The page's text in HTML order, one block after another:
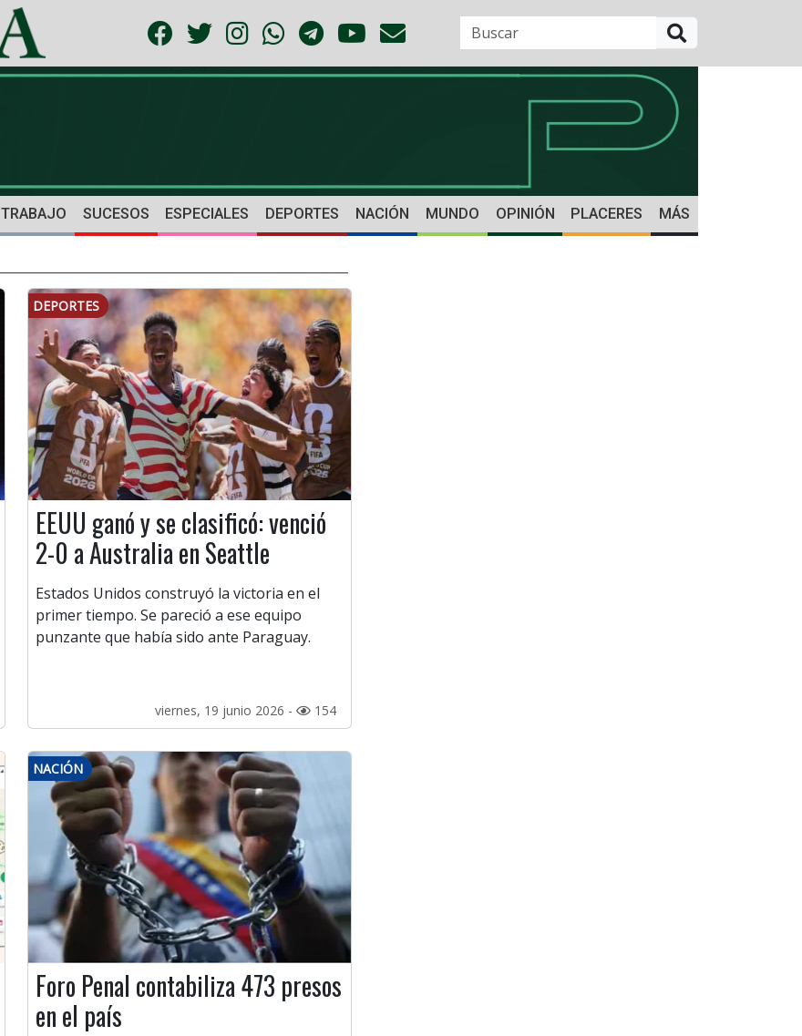
TRABAJO SUCESOS ESPECIALES DEPORTES NACIÓN MUNDO OPINIÓN PLACERES MÁS
DEPORTES
EEUU ganó y se clasificó: venció
2-0 a Australia en Seattle
Estados Unidos construyó la victoria en el
primer tiempo. Se pareció a ese equipo
punzante que había sido ante Paraguay.
viernes, 19 junio 2026 - 154
NACIÓN
Foro Penal contabiliza 473 presos
en el país